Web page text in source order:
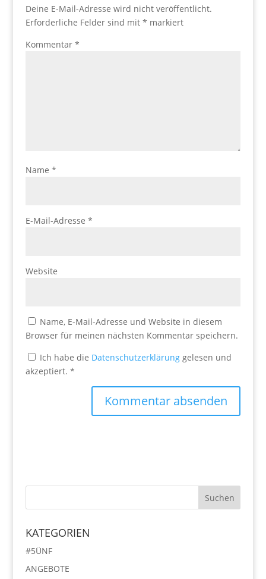
Deine E-Mail-Adresse wird nicht veröffentlicht.
Erforderliche Felder sind mit * markiert
Kommentar *
Name *
E-Mail-Adresse *
Website
Name, E-Mail-Adresse und Website in diesem
Browser für meinen nächsten Kommentar speichern.
Ich habe die Datenschutzerklärung gelesen und
akzeptiert. *
KATEGORIEN
#5ÜNF
ANGEBOTE